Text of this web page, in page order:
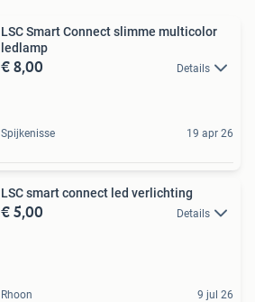
LSC Smart Connect slimme multicolor
ledlamp
€ 8,00 Details
Spijkenisse 19 apr 26
LSC smart connect led verlichting
€ 5,00 Details
Rhoon 9 jul 26